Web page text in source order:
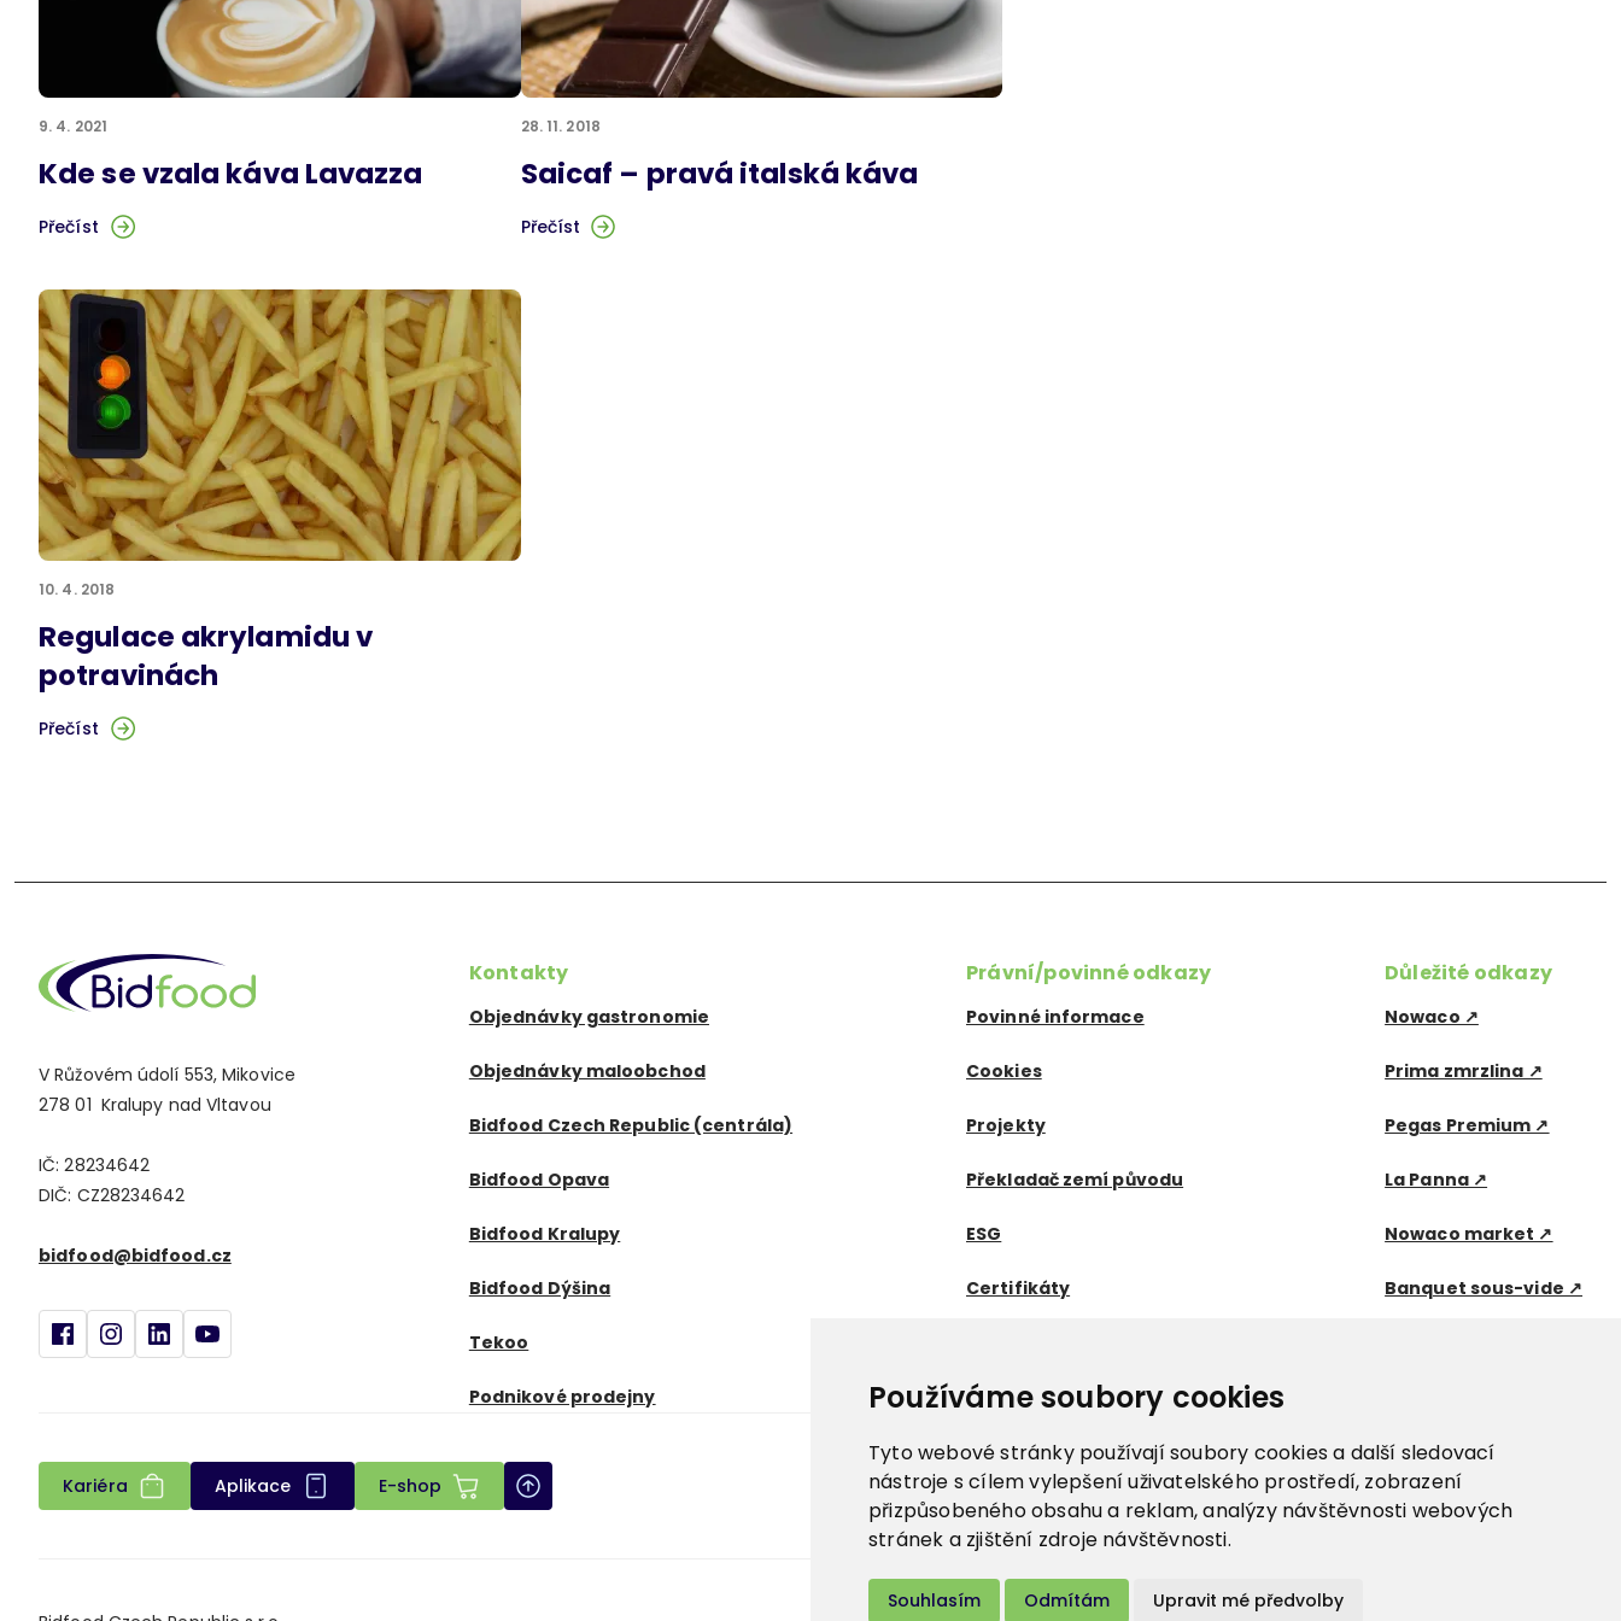
Používáme soubory cookies
Tyto webové stránky používají soubory cookies a další sledovací
nástroje s cílem vylepšení uživatelského prostředí, zobrazení
přizpůsobeného obsahu a reklam, analýzy návštěvnosti webových
stránek a zjištění zdroje návštěvnosti.
Souhlasím Odmítám Upravit mé předvolby
9. 4. 2021
Kde se vzala káva Lavazza
Přečíst
28. 11. 2018
Saicaf – pravá italská káva
Přečíst
10. 4. 2018
Regulace akrylamidu v
potravinách
Přečíst
V Růžovém údolí 553, Mikovice
278 01 Kralupy nad Vltavou
IČ: 28234642
DIČ: CZ28234642
bidfood@bidfood.cz
Kontakty
Objednávky gastronomie
Objednávky maloobchod
Bidfood Czech Republic (centrála)
Bidfood Opava
Bidfood Kralupy
Bidfood Dýšina
Tekoo
Podnikové prodejny
Právní/povinné odkazy
Povinné informace
Cookies
Projekty
Překladač zemí původu
ESG
Certifikáty
Důležité odkazy
Nowaco ↗
Prima zmrzlina ↗
Pegas Premium ↗
La Panna ↗
Nowaco market ↗
Banquet sous-vide ↗
Kariéra Aplikace E-shop